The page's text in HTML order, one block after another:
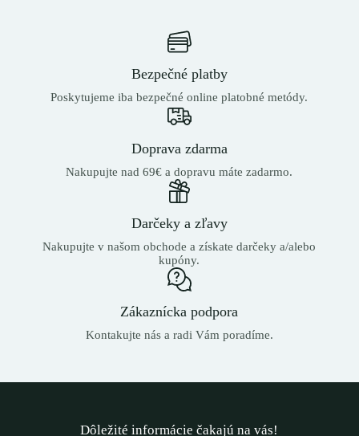
Bezpečné platby
Poskytujeme iba bezpečné online platobné metódy.
Doprava zdarma
Nakupujte nad 69€ a dopravu máte zadarmo.
Darčeky a zľavy
Nakupujte v našom obchode a získate darčeky a/alebo
kupóny.
Zákaznícka podpora
Kontakujte nás a radi Vám poradíme.
Dôležité informácie čakajú na vás!